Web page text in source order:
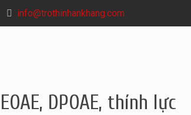
info@trothinhankhang.com
DPOAE, thính lực